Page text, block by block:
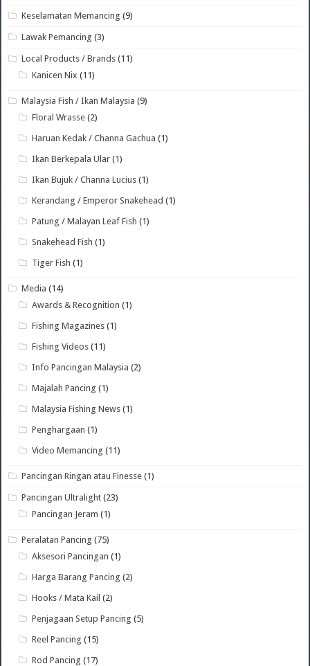
Keselamatan Memancing (9)
Lawak Pemancing (3)
Local Products / Brands (11)
Kanicen Nix (11)
Malaysia Fish / Ikan Malaysia (9)
Floral Wrasse (2)
Haruan Kedak / Channa Gachua (1)
Ikan Berkepala Ular (1)
Ikan Bujuk / Channa Lucius (1)
Kerandang / Emperor Snakehead (1)
Patung / Malayan Leaf Fish (1)
Snakehead Fish (1)
Tiger Fish (1)
Media (14)
Awards & Recognition (1)
Fishing Magazines (1)
Fishing Videos (11)
Info Pancingan Malaysia (2)
Majalah Pancing (1)
Malaysia Fishing News (1)
Penghargaan (1)
Video Memancing (11)
Pancingan Ringan atau Finesse (1)
Pancingan Ultralight (23)
Pancingan Jeram (1)
Peralatan Pancing (75)
Aksesori Pancingan (1)
Harga Barang Pancing (2)
Hooks / Mata Kail (2)
Penjagaan Setup Pancing (5)
Reel Pancing (15)
Rod Pancing (17)